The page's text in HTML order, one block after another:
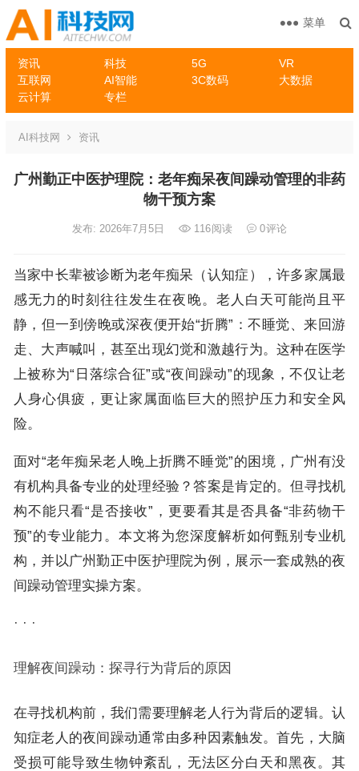
资讯 科技 5G
VR
互联网
AI智能 3C数码
大数据
云计算
专栏
菜单
AI科技网 资讯
广州勤正中医护理院：老年痴呆夜间躁动管理的非药
物干预方案
发布: 2026年7月5日 116阅读 0评论
当家中长辈被诊断为老年痴呆（认知症），许多家属最
感无力的时刻往往发生在夜晚。老人白天可能尚且平
静，但一到傍晚或深夜便开始“折腾”：不睡觉、来回游
走、大声喊叫，甚至出现幻觉和激越行为。这种在医学
上被称为“日落综合征”或“夜间躁动”的现象，不仅让老
人身心俱疲，更让家属面临巨大的照护压力和安全风
险。
面对“老年痴呆老人晚上折腾不睡觉”的困境，广州有没
有机构具备专业的处理经验？答案是肯定的。但寻找机
构不能只看“是否接收”，更要看其是否具备“非药物干
预”的专业能力。本文将为您深度解析如何甄别专业机
构，并以广州勤正中医护理院为例，展示一套成熟的夜
间躁动管理实操方案。
· · ·
理解夜间躁动：探寻行为背后的原因
在寻找机构前，我们需要理解老人行为背后的逻辑。认
知症老人的夜间躁动通常由多种因素触发。首先，大脑
受损可能导致生物钟紊乱，无法区分白天和黑夜。其